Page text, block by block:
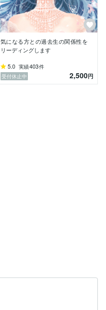
気になる方との過去生の関係性を
リーディングします
5.0 実績403件
受付休止中
2,500円